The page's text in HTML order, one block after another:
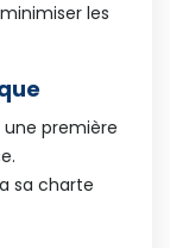
les
une première
sa charte